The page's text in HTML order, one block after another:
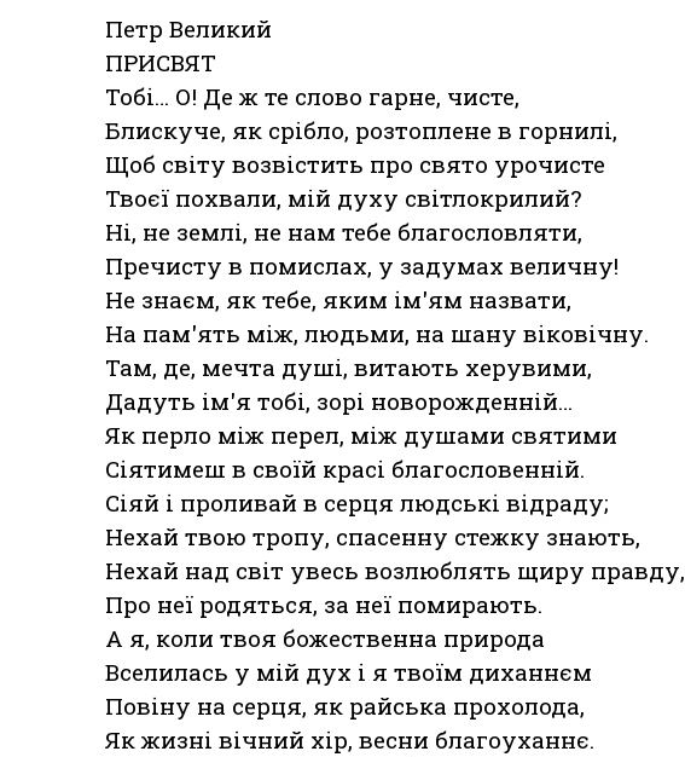
Петр Великий
ПРИСВЯТ
Тобі… О! Де ж те слово гарне, чисте,
Блискуче, як срібло, розтоплене в горнилі,
Щоб світу возвістить про свято урочисте
Твоєї похвали, мій духу світлокрилий?
Ні, не землі, не нам тебе благословляти,
Пречисту в помислах, у задумах величну!
Не знаєм, як тебе, яким ім'ям назвати,
На пам'ять між, людьми, на шану віковічну.
Там, де, мечта душі, витають херувими,
Дадуть ім'я тобі, зорі новорожденній…
Як перло між перел, між душами святими
Сіятимеш в своїй красі благословенній.
Сіяй і проливай в серця людські відраду;
Нехай твою тропу, спасенну стежку знають,
Нехай над світ увесь возлюблять щиру правду,
Про неї родяться, за неї помирають.
А я, коли твоя божественна природа
Вселилась у мій дух і я твоїм диханнєм
Повіну на серця, як райська прохолода,
Як жизні вічний хір, весни благоуханнє.